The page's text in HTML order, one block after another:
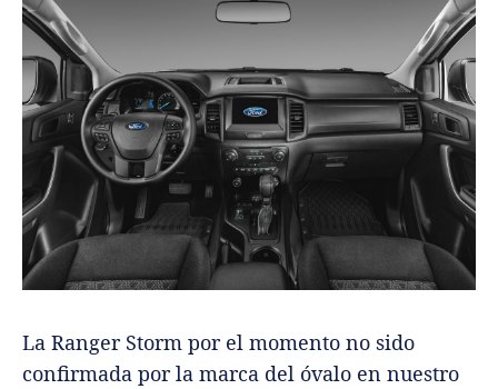
La Ranger Storm por el momento no sido
confirmada por la marca del óvalo en nuestro